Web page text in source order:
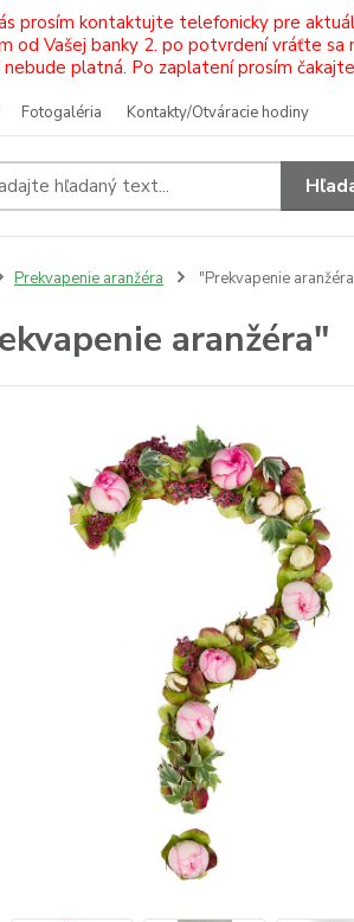
prosím kontaktujte telefonicky pre
Vašej banky 2. po potvrdení vráťte
nebude platná. Po zaplatení prosím
Fotogaléria Kontakty/Otváracie hodiny
Prekvapenie aranžéra "Prekvapenie
aranžéra"